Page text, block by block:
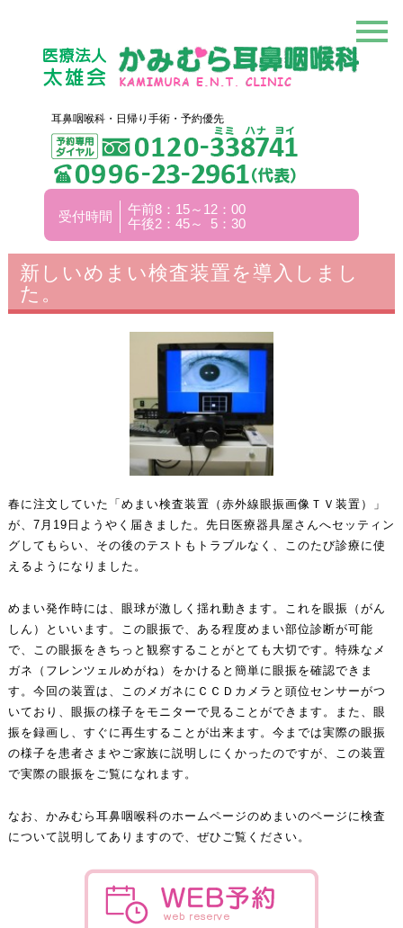
耳鼻咽喉科・日帰り手術・予約優先
受付時間
午前8：15～12：00
午後2：45～ 5：30
新しいめまい検査装置を導入しまし
た。
春に注文していた「めまい検査装置（赤外線眼振画像ＴＶ装置）」
が、7月19日ようやく届きました。先日医療器具屋さんへセッティン
グしてもらい、その後のテストもトラブルなく、このたび診療に使
えるようになりました。
めまい発作時には、眼球が激しく揺れ動きます。これを眼振（がん
しん）といいます。この眼振で、ある程度めまい部位診断が可能
で、この眼振をきちっと観察することがとても大切です。特殊なメ
ガネ（フレンツェルめがね）をかけると簡単に眼振を確認できま
す。今回の装置は、このメガネにＣＣＤカメラと頭位センサーがつ
いており、眼振の様子をモニターで見ることができます。また、眼
振を録画し、すぐに再生することが出来ます。今までは実際の眼振
の様子を患者さまやご家族に説明しにくかったのですが、この装置
で実際の眼振をご覧になれます。
なお、かみむら耳鼻咽喉科のホームページのめまいのページに検査
について説明してありますので、ぜひご覧ください。